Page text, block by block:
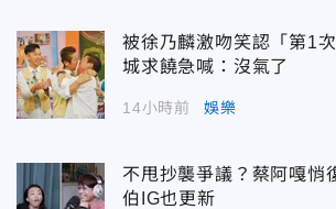
被徐乃麟激吻笑認「第1
城求饒急喊：沒氣了
14小時前 娛樂
不甩抄襲爭議？蔡阿嘎
伯IG也更新